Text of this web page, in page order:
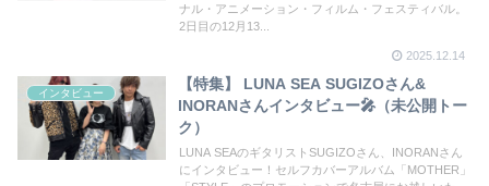
ナル・アニメーション・フィルム・フェスティバル。
2日目の12月13...
2025.12.14
インタビュー
【特集】 LUNA SEA SUGIZOさん&
INORANさんインタビュー🎤（未公開トー
ク）
LUNA SEAのギタリストSUGIZOさん、INORANさん
にインタビュー！セルフカバーアルバム「MOTHER」